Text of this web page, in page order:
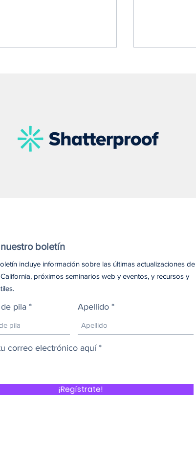
nos recuerda que el
puede salvar una vida
Melissa
boletín
incluye información sobre las últimas actualizaciones de
próximos seminarios web y eventos, y recursos y
pila Apellido
correo electrónico aquí
¡Regístrate!